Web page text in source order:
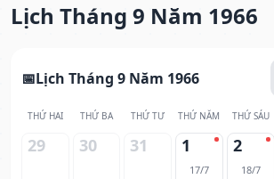
Lịch Tháng 9 Năm 1966
Lịch Tháng 9 Năm 1966
THỨ HAI THỨ BA THỨ TƯ THỨ NĂM THỨ SÁU
29 30 31 1
17/7
2
18/7